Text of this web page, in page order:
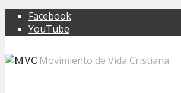
Facebook
YouTube
Movimiento de Vida Cristiana